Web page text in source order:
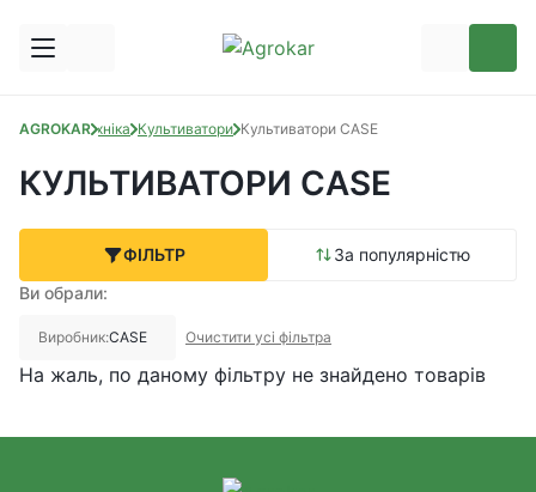
AGROKARТехніка Культиватори Культиватори CASE
КУЛЬТИВАТОРИ CASE
ФІЛЬТР
За популярністю
Ви обрали:
Виробник:CASE Очистити усі фільтра
На жаль, по даному фільтру не знайдено товарів